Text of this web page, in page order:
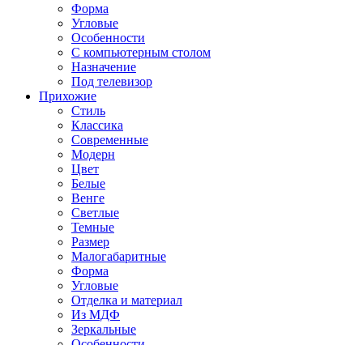
Форма
Угловые
Особенности
С компьютерным столом
Назначение
Под телевизор
Прихожие
Стиль
Классика
Современные
Модерн
Цвет
Белые
Венге
Светлые
Темные
Размер
Малогабаритные
Форма
Угловые
Отделка и материал
Из МДФ
Зеркальные